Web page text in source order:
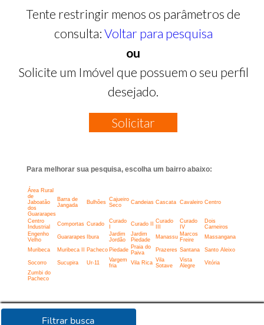
Filtrar busca
Tente restringir menos os parâmetros de
consulta: Voltar para pesquisa
ou
Solicite um Imóvel que possuem o seu perfil
desejado.
Solicitar
Para melhorar sua pesquisa, escolha um bairro abaixo:
Área Rural
de
Jaboatão
dos
Guararapes
Barra de
Jangada
Bulhões Cajueiro
Seco
Candeias Cascata Cavaleiro Centro
Centro
Industrial
Comportas Curado
Curado
Curado II
Curado
Curado
IV
Dois
Carneiros
Engenho
Velho
Guararapes Ibura
Jardim
Jordão
Jardim
Piedade
Manassu Marcos
Freire
Massangana
Muribeca Muribeca II Pacheco Piedade Praia do
Paiva
Prazeres Santana Santo Aleixo
Socorro Sucupira Ur-11
Vargem
fria
Vila Rica Vila
Sotave
Vista
Alegre
Vitória
Zumbi do
Pacheco